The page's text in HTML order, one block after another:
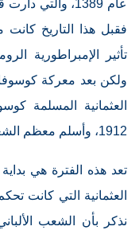
عام 1389،
فقبل هذا التاريخ
تأثير الإمبراطورية
ولكن بعد معركة
1912، وأسلم معظم الشعب الألباني خلال هذه الفترة.
تعد هذه الفترة هي
العثمانية التي كانت
نذكر بأن الشعب